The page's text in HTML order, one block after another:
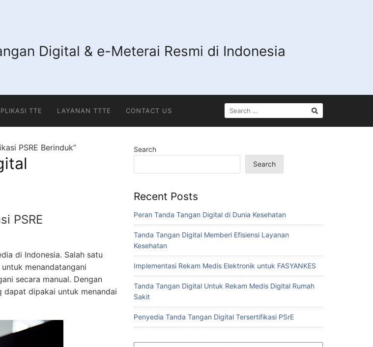
Digital & e-Meterai Resmi di Indonesia
TTE LAYANAN TTTE CONTACT US
SEARCH
FOR:
PSRE Berinduk”
PSRE
di Indonesia. Salah satu
menandatangani
secara manual. Dengan
dapat dipakai untuk menandai
Search
Search
Recent Posts
Peran Tanda Tangan Digital di Dunia Kesehatan
Tanda Tangan Digital Memberi Efisiensi Layanan
Kesehatan
Implementasi Rekam Medis Elektronik untuk FASYANKES
Tanda Tangan Digital Untuk Rekam Medis Digital Rumah
Sakit
Penyedia Tanda Tangan Digital Tersertifikasi PSrE